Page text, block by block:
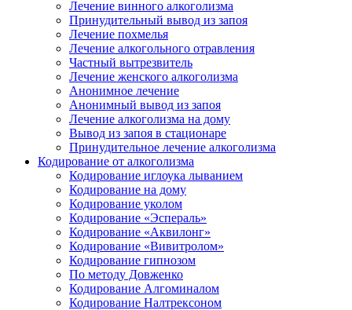
Лечение винного алкоголизма
Принудительный вывод из запоя
Лечение похмелья
Лечение алкогольного отравления
Частный вытрезвитель
Лечение женского алкоголизма
Анонимное лечение
Анонимный вывод из запоя
Лечение алкоголизма на дому
Вывод из запоя в стационаре
Принудительное лечение алкоголизма
Кодирование от алкоголизма
Кодирование иглоука лыванием
Кодирование на дому
Кодирование уколом
Кодирование «Эспераль»
Кодирование «Аквилонг»
Кодирование «Вивитролом»
Кодирование гипнозом
По методу Довженко
Кодирование Алгоминалом
Кодирование Налтрексоном